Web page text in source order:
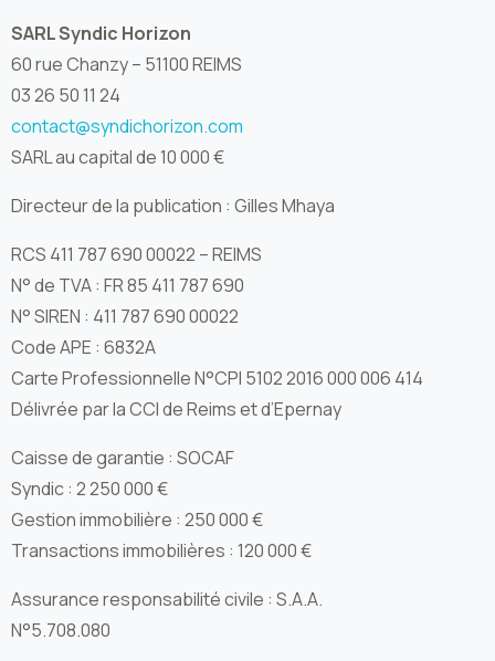
SARL Syndic Horizon
60 rue Chanzy – 51100 REIMS
03 26 50 11 24
contact@syndichorizon.com
SARL au capital de 10 000 €
Directeur de la publication : Gilles Mhaya
RCS 411 787 690 00022 – REIMS
N° de TVA : FR 85 411 787 690
N° SIREN : 411 787 690 00022
Code APE : 6832A
Carte Professionnelle N°CPI 5102 2016 000 006 414
Délivrée par la CCI de Reims et d’Epernay
Caisse de garantie : SOCAF
Syndic : 2 250 000 €
Gestion immobilière : 250 000 €
Transactions immobilières : 120 000 €
Assurance responsabilité civile : S.A.A.
N°5.708.080